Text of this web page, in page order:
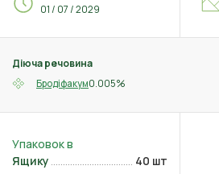
Діюча речовина
Бродіфакум0.005%
01 / 07 / 2029
Ящику 40 шт